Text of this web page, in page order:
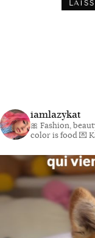
iamlazykat
🎀 Fashion,
color is food💌